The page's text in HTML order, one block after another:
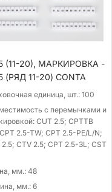
(11-20), МАРКИРОВКА -
(РЯД 11-20) CONTA
единица, шт.: 100
с перемычками и
CUT 2.5; CPTTB
2.5-TW; CPT 2.5-PE/L/N;
2.5; CTV 2.5; CPT 2.5-3L; CST
мм.: 48
мм.: 6